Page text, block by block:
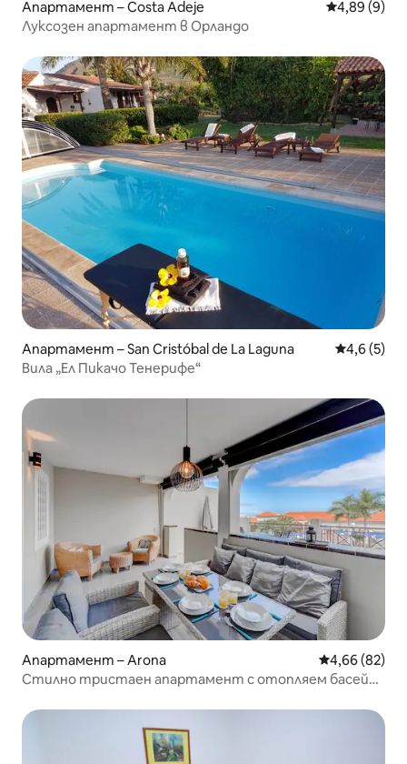
Апартамент – Costa Adeje Средна
4,89 (9)
Луксозен апартамент в Орландо
Апартамент – San Cristóbal de La Laguna Средна
4,6 (5)
Вила „Ел Пикачо Тенерифе“
Апартамент – Arona Средна
4,66 (82)
Стилно тристаен апартамент с отопляем басейн